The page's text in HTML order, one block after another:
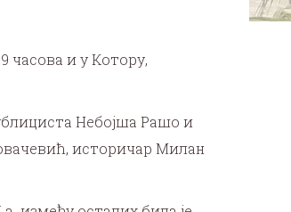
часова и у Котору,
Небојша Рашо и
историчар Милан